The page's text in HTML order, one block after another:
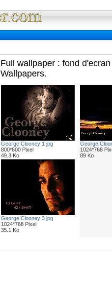
Full wallpaper : fond
Wallpapers.
George Clooney 1 jpg
800*600 Pixel
49.3 Ko
George
1024*768
89 Ko
George Clooney 3 jpg
1024*768 Pixel
35.1 Ko